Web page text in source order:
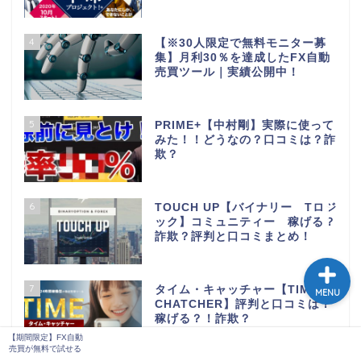
4
【※30人限定で無料モニター募
集】月利30％を達成したFX自動
売買ツール｜実績公開中！
5
PRIME+【中村剛】実際に使って
みた！！どうなの？口コミは？詐
欺？
6
TOUCH UP【バイナリー Tロジ
ック】コミュニティー 稼げる？
詐欺？評判と口コミまとめ！
7
タイム・キャッチャー【TIME
CHATCHER】評判と口コミは？
稼げる？！詐欺？
【期間限定】FX自動
売買が無料で試せる
MENU
【期間限定】FX自動売買
が無料で試せる